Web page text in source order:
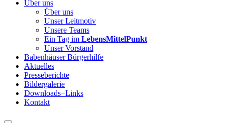
Über uns
Über uns
Unser Leitmotiv
Unsere Teams
Ein Tag im LebensMittelPunkt
Unser Vorstand
Babenhäuser Bürgerhilfe
Aktuelles
Presseberichte
Bildergalerie
Downloads+Links
Kontakt